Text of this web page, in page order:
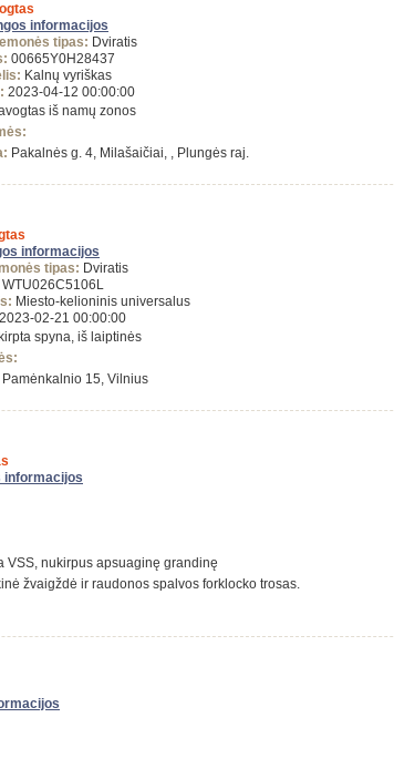
informacijos
tipas: Dviratis
00665Y0H28437
Kalnų vyriškas
2023-04-12 00:00:00
iš namų zonos
Pakalnės g. 4, Milašaičiai, , Plungės raj.
informacijos
tipas: Dviratis
WTU026C5106L
Miesto-kelioninis universalus
2023-02-21 00:00:00
spyna, iš laiptinės
Pamėnkalnio 15, Vilnius
informacijos
VSS, nukirpus apsuaginę grandinę
žvaigždė ir raudonos spalvos forklocko trosas.